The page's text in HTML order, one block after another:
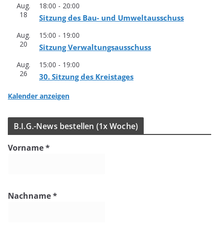
Aug.
18
18:00 - 20:00
Sit­zung des Bau- und Umweltausschuss
Aug.
20
15:00 - 19:00
Sit­zung Verwaltungsausschuss
Aug.
26
15:00 - 19:00
30. Sit­zung des Kreistages
Kalender anzeigen
B.I.G.-News bestel­len (1x Woche)
Vorname*
Nachname*